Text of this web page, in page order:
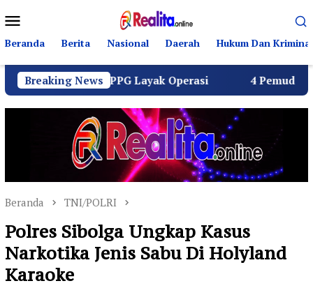
ke
kontenMobile
Beranda Berita Nasional Daerah Hukum Dan Kriminal
Breaking News
SPPG Layak Operasi 4 Pemuda Bungur Raya
Beranda TNI/POLRI
Polres Sibolga Ungkap Kasus
Narkotika Jenis Sabu Di Holyland
Karaoke